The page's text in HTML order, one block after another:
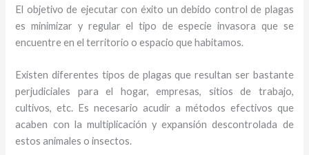
El objetivo de ejecutar con éxito un debido control de plagas
es minimizar y regular el tipo de especie invasora que se
encuentre en el territorio o espacio que habitamos.
Existen diferentes tipos de plagas que resultan ser bastante
perjudiciales para el hogar, empresas, sitios de trabajo,
cultivos, etc. Es necesario acudir a métodos efectivos que
acaben con la multiplicación y expansión descontrolada de
estos animales o insectos.